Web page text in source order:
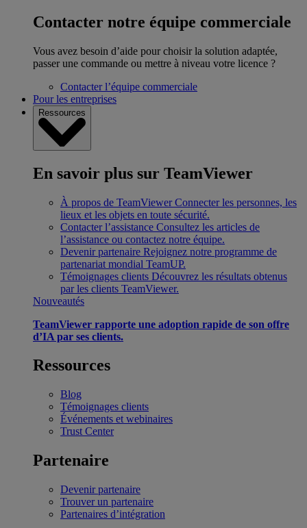
Contacter notre équipe commerciale
Vous avez besoin d’aide pour choisir la solution adaptée,
passer une commande ou mettre à niveau votre licence ?
Contacter l’équipe commerciale
Pour les entreprises
Ressources
En savoir plus sur TeamViewer
À propos de TeamViewer Connecter les personnes, les
lieux et les objets en toute sécurité.
Contacter l’assistance Consultez les articles de
l’assistance ou contactez notre équipe.
Devenir partenaire Rejoignez notre programme de
partenariat mondial TeamUP.
Témoignages clients Découvrez les résultats obtenus
par les clients TeamViewer.
Nouveautés
TeamViewer rapporte une adoption rapide de son offre
d’IA par ses clients.
Ressources
Blog
Témoignages clients
Événements et webinaires
Trust Center
Partenaire
Devenir partenaire
Trouver un partenaire
Partenaires d’intégration